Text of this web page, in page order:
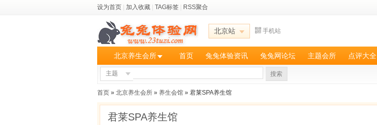
设为首页 加入收藏 TAG标签 RSS聚合
北京站 手机站
北京养生会所 首页 兔兔体验资讯 兔兔网论坛 主题会所 点评大全
主题 搜索
首页 » 北京养生会所 » 养生会馆 » 君莱SPA养生馆
君莱SPA养生馆